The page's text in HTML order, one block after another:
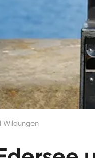
Wildungen